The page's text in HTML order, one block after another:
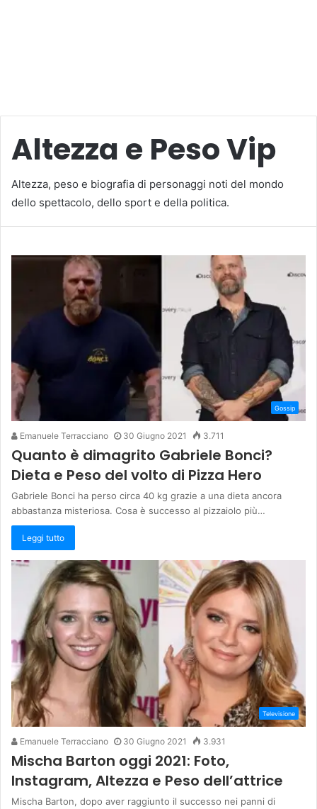
Altezza e Peso Vip
Altezza, peso e biografia di personaggi noti del mondo
dello spettacolo, dello sport e della politica.
Gossip
Emanuele Terracciano 30 Giugno 2021 3.711
Quanto è dimagrito Gabriele Bonci?
Dieta e Peso del volto di Pizza Hero
Gabriele Bonci ha perso circa 40 kg grazie a una dieta ancora
abbastanza misteriosa. Cosa è successo al pizzaiolo più…
Leggi tutto
Televisione
Emanuele Terracciano 30 Giugno 2021 3.931
Mischa Barton oggi 2021: Foto,
Instagram, Altezza e Peso dell’attrice
Mischa Barton, dopo aver raggiunto il successo nei panni di